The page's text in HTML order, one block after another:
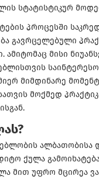
სტატისტიკურ
პროცესში
გავრცელებული
ამიტომაც მისი
მიმდინარე
მოქმედ
ალბათობისა
ქულა
მით უფრო მცირეა